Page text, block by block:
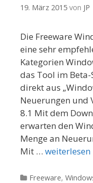
19. März 2015 von JP
Die Freeware
eine sehr
Kategorien
das Tool im
direkt aus
Neuerungen und
8.1 Mit dem
erwarten den
Menge an
Mit … weiterlesen
Kategorien
Freeware,